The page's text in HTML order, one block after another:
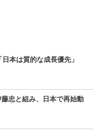
本は質的な成長優先」
忠と組み、日本で再始動